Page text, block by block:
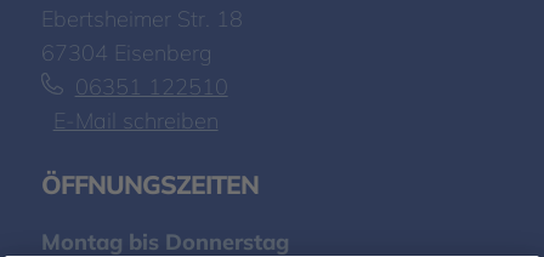
Ebertsheimer Str. 18
67304 Eisenberg
06351 122510
E-Mail schreiben
ÖFFNUNGSZEITEN
Montag bis Donnerstag